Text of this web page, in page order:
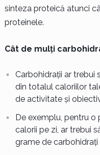
sinteza proteică atunci
proteinele.
Cât de mulți
Carbohidrații ar trebui
din totalul caloriilor
de activitate și
De exemplu, pentru o
calorii pe zi, ar trebui
grame de carbohidrați